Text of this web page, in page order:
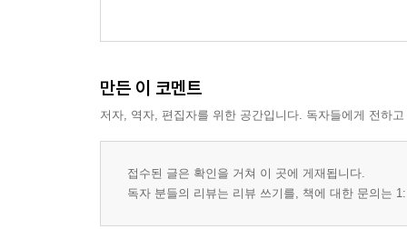
만든 이 코멘트
저자, 역자, 편집자를 위한 공간입니다. 독자들에게 전하
접수된 글은 확인을 거쳐 이 곳에 게재됩니다.
독자 분들의 리뷰는 리뷰 쓰기를, 책에 대한 문의는